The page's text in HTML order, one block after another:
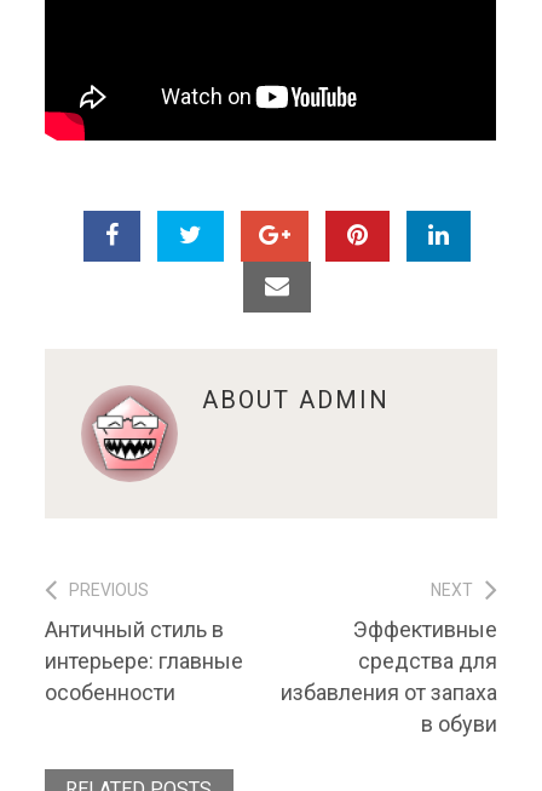
ABOUT ADMIN
Навигация по записям
PREVIOUS
Previous post:
Античный стиль в
интерьере: главные
особенности
NEXT
Next post:
Эффективные
средства для
избавления от запаха
в обуви